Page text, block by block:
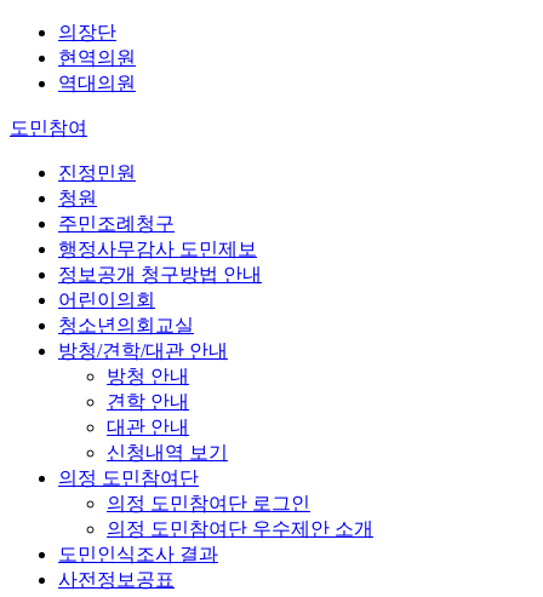
의장단
현역의원
역대의원
도민참여
진정민원
청원
주민조례청구
행정사무감사 도민제보
정보공개 청구방법 안내
어린이의회
청소년의회교실
방청/견학/대관 안내
방청 안내
견학 안내
대관 안내
신청내역 보기
의정 도민참여단
의정 도민참여단 로그인
의정 도민참여단 우수제안 소개
도민인식조사 결과
사전정보공표